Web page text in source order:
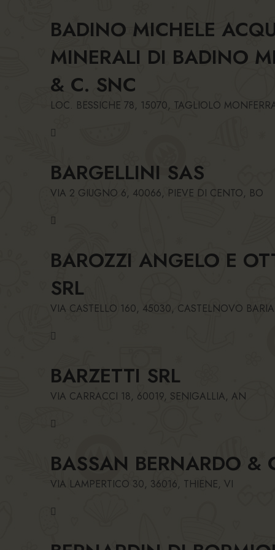
BADINO MICHELE
MINERALI DI BADINO
& C. SNC
LOC. BESSICHE 78, 15070, TAGLIOLO
BARGELLINI SAS
VIA 2 GIUGNO 6, 40066, PIEVE DI CENTO, BO
BAROZZI ANGELO E
SRL
VIA CASTELLO 160, 45030, CASTELNOVO
BARZETTI SRL
VIA CARRACCI 18, 60019, SENIGALLIA, AN
BASSAN BERNARDO &
VIA LAMPERTICO 30, 36016, THIENE, VI